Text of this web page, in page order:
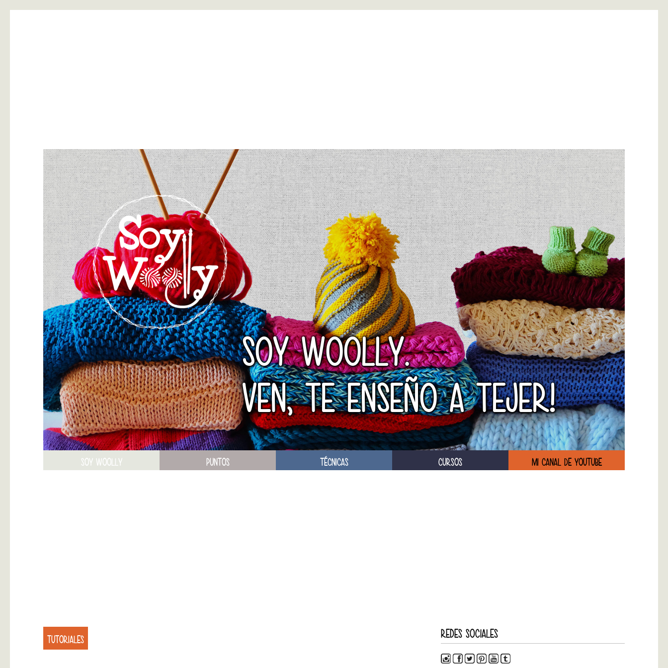
SOY WOOLLY.
VEN, TE ENSEÑO A TEJER!
SOY WOOLLY PUNTOS TÉCNICAS CURSOS MI CANAL DE YOUTUBE
TUTORIALES REDES SOCIALES